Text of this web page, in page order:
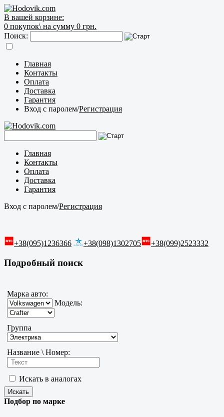
В вашей корзине:
0 покупок\ на сумму 0 грн.
Поиск:
Главная
Контакты
Оплата
Доставка
Гарантия
Вход с паролем/Регистрация
Главная
Контакты
Оплата
Доставка
Гарантия
Вход с паролем/Регистрация
+38(095)1236366 +38(098)1302705 +38(099)2523332
Подробный поиск
Марка авто:
Модель:
Группа
Название \ Номер:
Искать в аналогах
Подбор по марке